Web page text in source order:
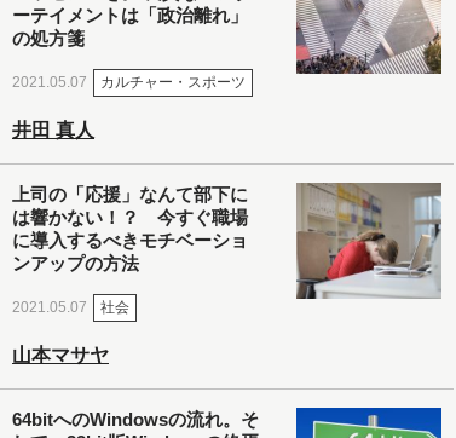
ーテイメントは「政治離れ」
の処方箋
2021.05.07 カルチャー・スポーツ
井田 真人
上司の「応援」なんて部下に
は響かない！？ 今すぐ職場
に導入するべきモチベーショ
ンアップの方法
2021.05.07 社会
山本マサヤ
64bitへのWindowsの流れ。そ